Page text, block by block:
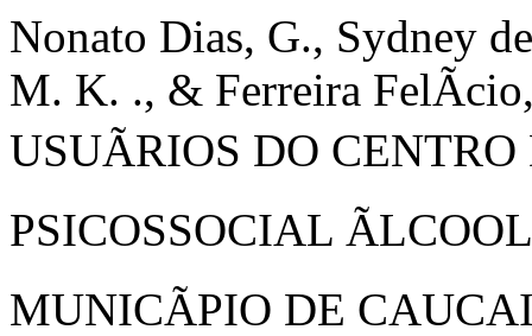
Nonato Dias, G., Sydney
M. K. ., & Ferreira
USUÃRIOS DO
PSICOSSOCIAL
MUNICÃPIO DE